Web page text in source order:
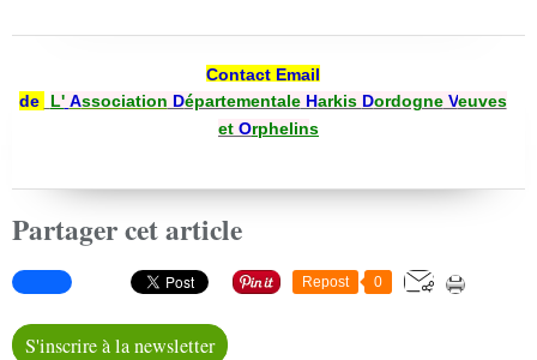
Contact Email
de
L' Association DépartementaleHarkis DordogneVeuves
et Orphelins
Partager cet article
Repost 0
S'inscrire à la newsletter